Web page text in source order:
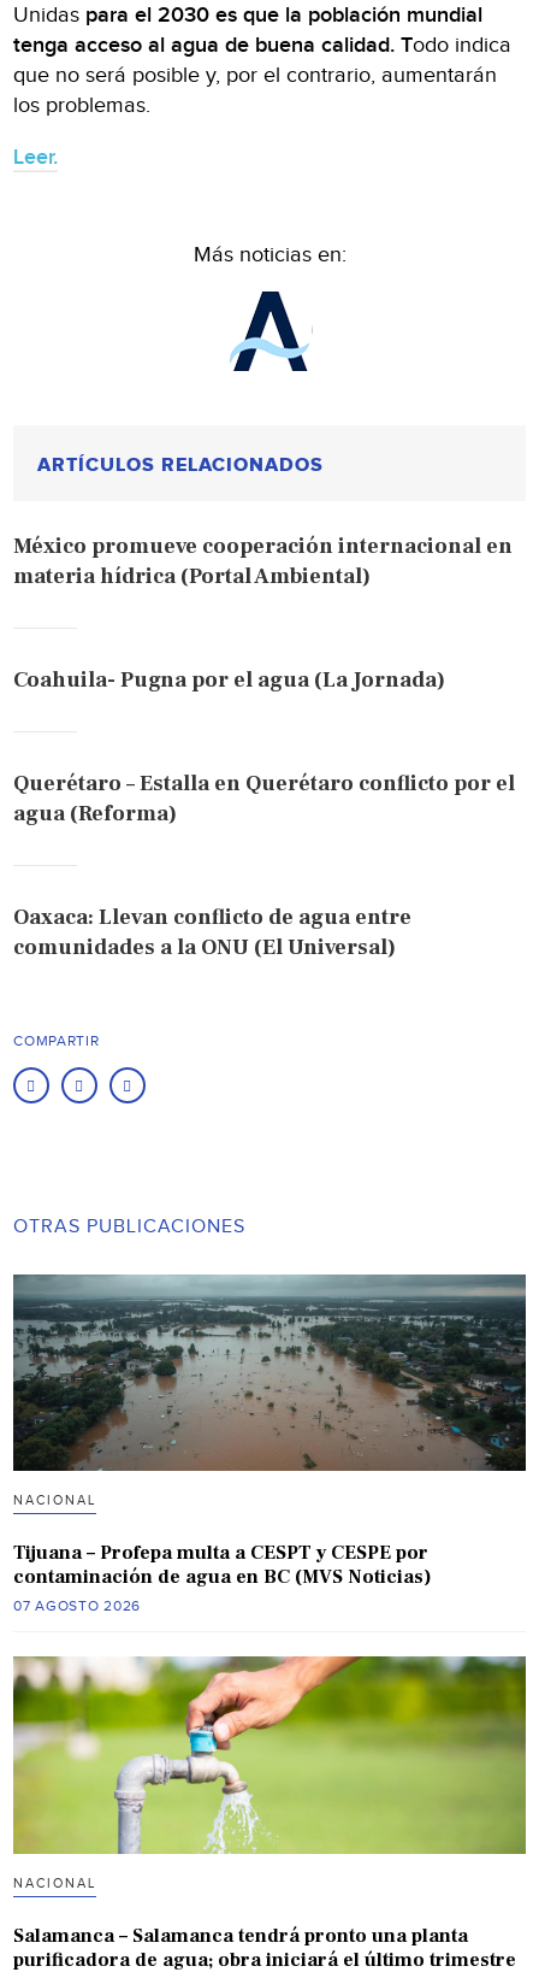
Unidas para el 2030 es que la población mundial
tenga acceso al agua de buena calidad. Todo indica
que no será posible y, por el contrario, aumentarán
los problemas.
Leer.
Más noticias en:
ARTÍCULOS RELACIONADOS
México promueve cooperación internacional en
materia hídrica (Portal Ambiental)
Coahuila- Pugna por el agua (La Jornada)
Querétaro – Estalla en Querétaro conflicto por el
agua (Reforma)
Oaxaca: Llevan conflicto de agua entre
comunidades a la ONU (El Universal)
COMPARTIR
OTRAS PUBLICACIONES
NACIONAL
Tijuana – Profepa multa a CESPT y CESPE por
contaminación de agua en BC (MVS Noticias)
07 AGOSTO 2026
NACIONAL
Salamanca – Salamanca tendrá pronto una planta
purificadora de agua; obra iniciará el último trimestre